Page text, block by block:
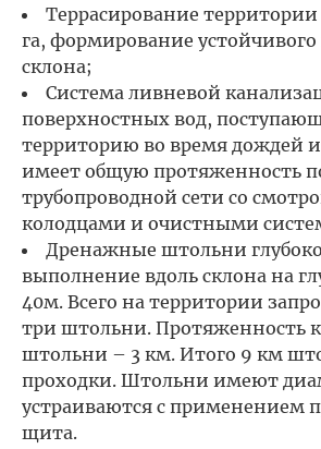
Террасирование
га, формирование
склона;
Система ливневой
поверхностных вод,
территорию во время дождей и
имеет общую протяженность
трубопроводной сети со
колодцами и очистными
Дренажные штольни
выполнение вдоль склона на
40м. Всего на территории
три штольни. Протяженность
штольни – 3 км. Итого 9 км
проходки. Штольни имеют
устраиваются с применением
щита.